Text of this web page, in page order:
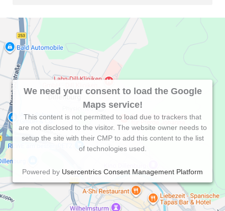
We need your consent to load the Google
Maps service!
This content is not permitted to load due to trackers that
are not disclosed to the visitor. The website owner needs to
setup the site with their CMP to add this content to the list
of technologies used.
Powered by Usercentrics Consent Management Platform